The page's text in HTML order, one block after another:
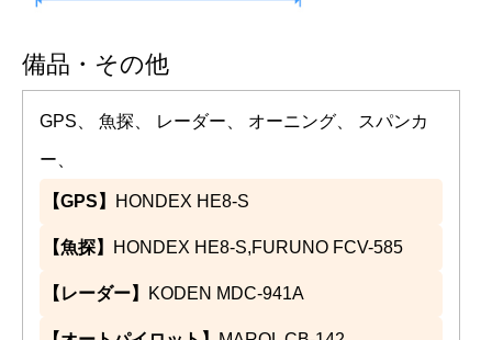
備品・その他
GPS、 魚探、 レーダー、 オーニング、 スパンカ
ー、
【GPS】 HONDEX HE8-S
【魚探】 HONDEX HE8-S,FURUNO FCV-585
【レーダー】 KODEN MDC-941A